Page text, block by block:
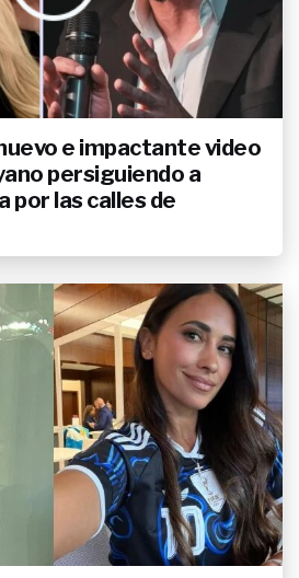
e impactante video
persiguiendo a
por las calles de